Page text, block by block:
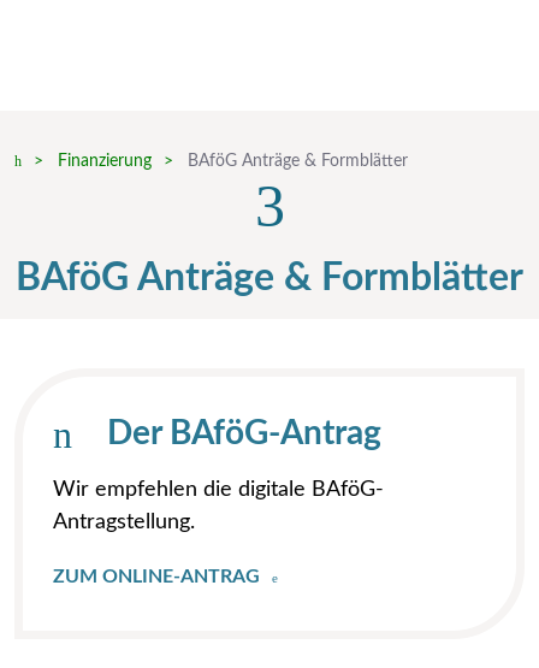
Finanzierung BAföG Anträge & Formblätter
BAföG Anträge & Formblätter
Der BAföG-Antrag
Wir empfehlen die digitale BAföG-
Antragstellung.
ZUM ONLINE-ANTRAG